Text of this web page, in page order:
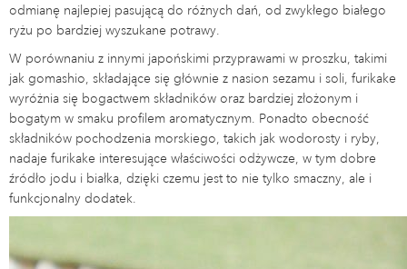
odmianę najlepiej pasującą do różnych dań, od zwykłego białego
ryżu po bardziej wyszukane potrawy.
W porównaniu z innymi japońskimi przyprawami w proszku, takimi
jak gomashio, składające się głównie z nasion sezamu i soli, furikake
wyróżnia się bogactwem składników oraz bardziej złożonym i
bogatym w smaku profilem aromatycznym. Ponadto obecność
składników pochodzenia morskiego, takich jak wodorosty i ryby,
nadaje furikake interesujące właściwości odżywcze, w tym dobre
źródło jodu i białka, dzięki czemu jest to nie tylko smaczny, ale i
funkcjonalny dodatek.